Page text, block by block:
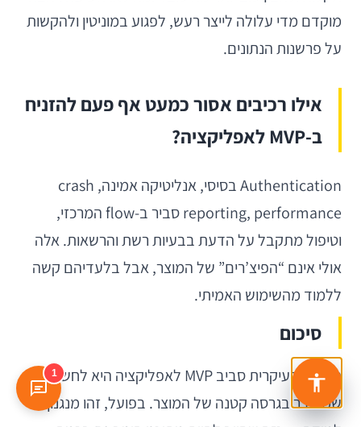
מוקדם מדי עלולה לייצר רעש, לפגוע במוניטין ולהקשות
על פרשנות הנתונים.
אילו רכיבים אסור כמעט אף פעם להזניח
ב-MVP לאפליקציה?
Authentication בסיסי, אנליטיקה אמינה, crash
reporting, performance סביר ב-flow המרכזי,
וטיפול מתקבל על הדעת בבעיות רשת והרשאות. אלה
אולי אינם “הפיצ’רים” של המוצר, אבל בלעדיהם קשה
ללמוד מהשימוש האמיתי.
סיכום
הטעות העיקרית סביב MVP לאפליקציה היא לחשוב
שמדובר בגרסה קטנה של המוצר. בפועל, זהו מנגנון
1